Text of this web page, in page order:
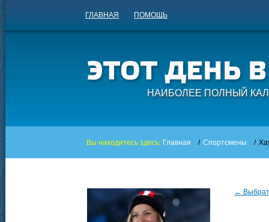
ГЛАВНАЯ ПОМОЩЬ
НАИБОЛЕЕ ПОЛНЫЙ
Вы находитесь здесь: Главная / Спортсмены /
←